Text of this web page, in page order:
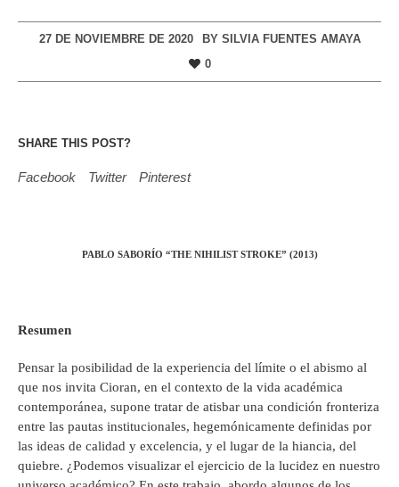
27 DE NOVIEMBRE DE 2020 BY SILVIA FUENTES AMAYA
0
SHARE THIS POST?
Facebook Twitter Pinterest
PABLO SABORÍO “THE NIHILIST STROKE” (2013)
Resumen
Pensar la posibilidad de la experiencia del límite o el abismo al
que nos invita Cioran, en el contexto de la vida académica
contemporánea, supone tratar de atisbar una condición fronteriza
entre las pautas institucionales, hegemónicamente definidas por
las ideas de calidad y excelencia, y el lugar de la hiancia, del
quiebre. ¿Podemos visualizar el ejercicio de la lucidez en nuestro